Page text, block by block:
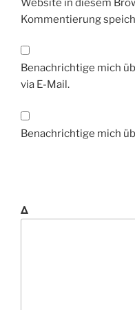
Website in diesem
Kommentierung
Benachrichtige mich
via E-Mail.
Benachrichtige mich
Δ